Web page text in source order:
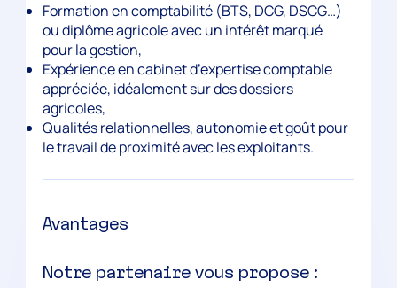
Formation en comptabilité (BTS, DCG, DSCG…)
ou diplôme agricole avec un intérêt marqué
pour la gestion,
Expérience en cabinet d’expertise comptable
appréciée, idéalement sur des dossiers
agricoles,
Qualités relationnelles, autonomie et goût pour
le travail de proximité avec les exploitants.
Avantages
Notre partenaire vous propose :